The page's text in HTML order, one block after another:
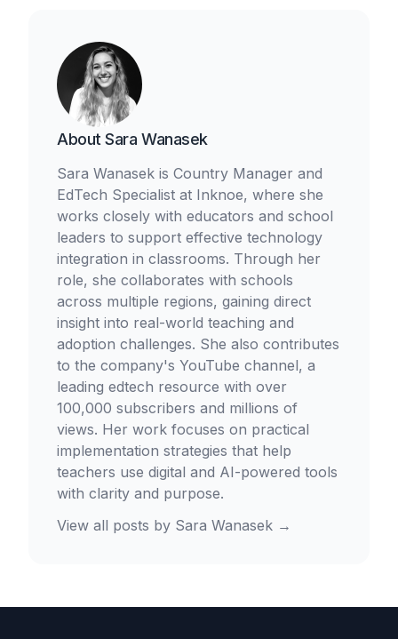
About Sara Wanasek
Sara Wanasek is Country Manager and
EdTech Specialist at Inknoe, where she
works closely with educators and school
leaders to support effective technology
integration in classrooms. Through her
role, she collaborates with schools
across multiple regions, gaining direct
insight into real-world teaching and
adoption challenges. She also contributes
to the company's YouTube channel, a
leading edtech resource with over
100,000 subscribers and millions of
views. Her work focuses on practical
implementation strategies that help
teachers use digital and AI-powered tools
with clarity and purpose.
View all posts by Sara Wanasek →